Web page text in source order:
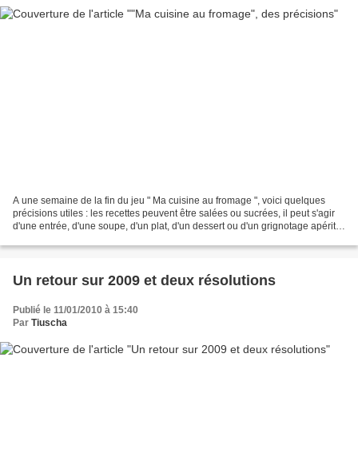
A une semaine de la fin du jeu " Ma cuisine au fromage ", voici quelques
précisions utiles : les recettes peuvent être salées ou sucrées, il peut s'agir
d'une entrée, d'une soupe, d'un plat, d'un dessert ou d'un grignotage apéritif ,
Un retour sur 2009 et deux résolutions
Publié le 11/01/2010 à 15:40
Par Tiuscha